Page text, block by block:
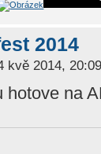
2014
kvě 2014, 20:09
hotove na